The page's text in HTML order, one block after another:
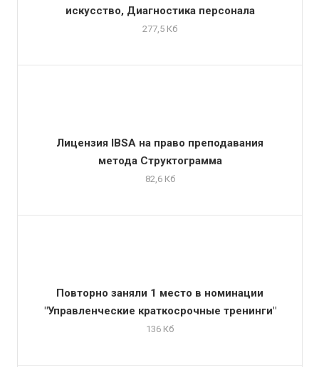
искусство, Диагностика персонала
277,5 Кб
Лицензия IBSA на право преподавания
метода Структограмма
82,6 Кб
Повторно заняли 1 место в номинации
"Управленческие краткосрочные тренинги"
136 Кб